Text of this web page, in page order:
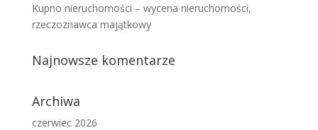
Kupno nieruchomości – wycena nieruchomości,
rzeczoznawca majątkowy
Najnowsze komentarze
Archiwa
czerwiec 2026